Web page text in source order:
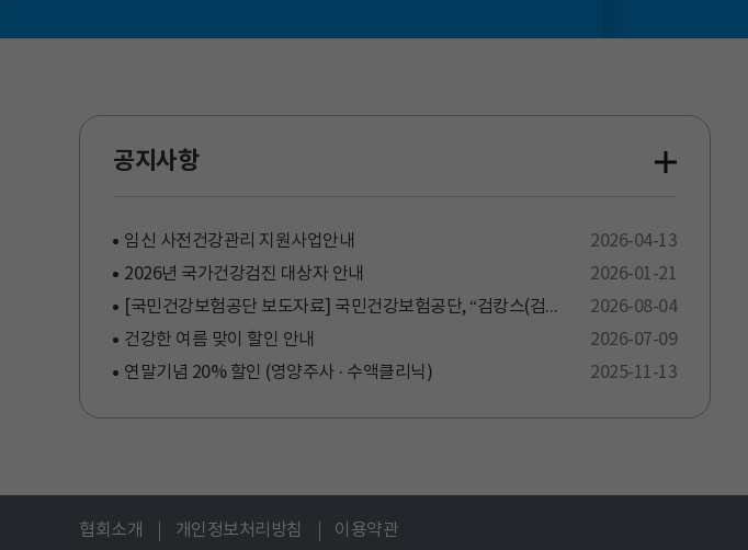
공지사항
임신 사전건강관리 지원사업안내
2026-04-13
2026년 국가건강검진 대상자 안내
2026-01-21
[국민건강보험공단 보도자료] 국민건강보험공단, “검캉스(검진+바캉스)하고 휴가 가자!” … 국가암검진 받고 경품도 받고
2026-08-04
건강한 여름 맞이 할인 안내
2026-07-09
연말기념 20% 할인 (영양주사 · 수액클리닉)
2025-11-13
협회소개 개인정보처리방침 이용약관